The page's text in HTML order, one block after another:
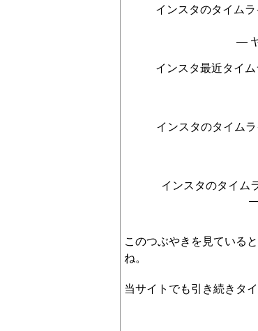
インスタのタイム
—
インスタ最近タイ
インスタのタイム
インスタのタイム
—
このつぶやきを見ている
ね。
当サイトでも引き続きタ